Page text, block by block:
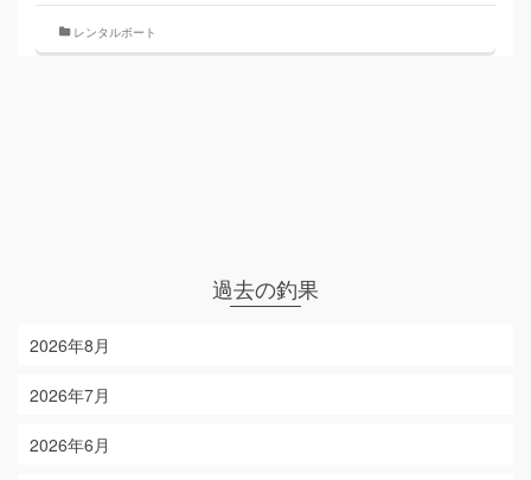
レンタルボート
過去の釣果
2026年8月
2026年7月
2026年6月